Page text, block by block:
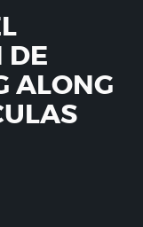
DE
ALONG